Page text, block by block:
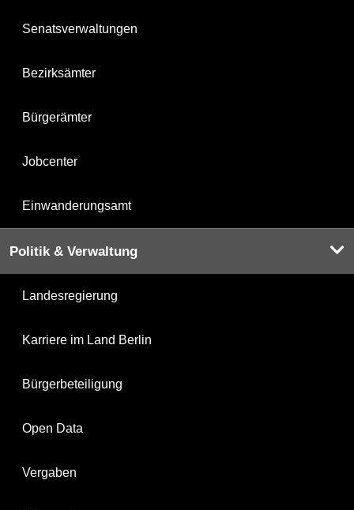
Senatsverwaltungen
Bezirksämter
Bürgerämter
Jobcenter
Einwanderungsamt
Politik & Verwaltung
Landesregierung
Karriere im Land Berlin
Bürgerbeteiligung
Open Data
Vergaben